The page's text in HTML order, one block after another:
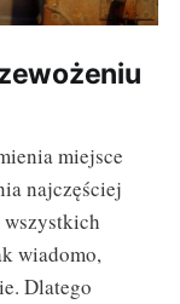
miejsce
najczęściej
wiadomo,
Dlatego